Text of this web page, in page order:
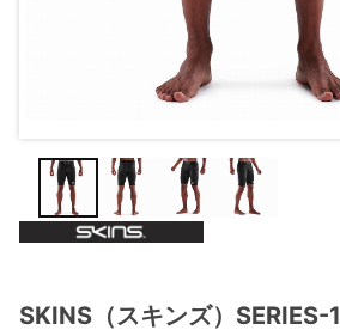
SKINS（スキンズ）SERIES-